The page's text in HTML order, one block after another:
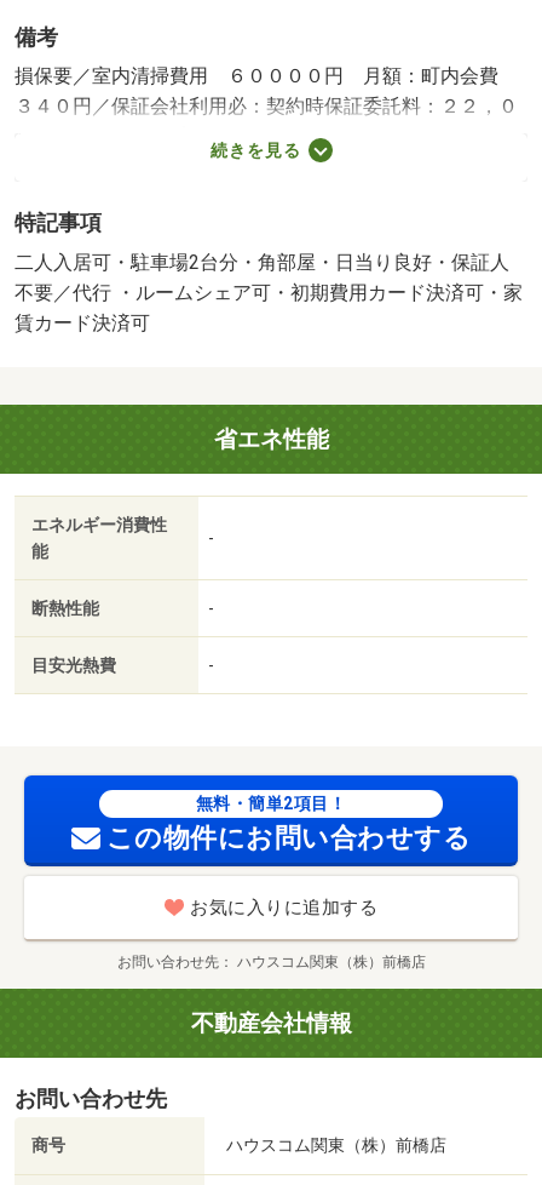
備考
損保要／室内清掃費用 ６００００円 月額：町内会費
３４０円／保証会社利用必：契約時保証委託料：２２，０
００円／月額保証委託料：賃料総額の２．２％又は５．
５％／二人入居可／子供可／事務所利用不可／ルームシェ
／ｒｕｕｍサポート（月額１９８０円、税込）が必要で
す。／鍵セット費３ ３００円／バストイレ別／バルコニ
ー／エアコン／ガスコンロ対応／クロゼット／フローリン
グ／シャワー付洗面台／ＴＶインターホン／浴室乾燥機／
粧台／駐輪場／敷金不要／対面式キッチン／全居室収納／
全居室洋室／保証人不要／単身者相談／駐車２台可／二人
入居相談／全居室フローリング／エアコン２台／ＬＤＫ１
５畳以上／エアコン全室／床下収納／２×４工法／ルーム
シェア相談／平面駐車場／全居室６畳以上／洗面所にドア
／室内物干機／ウォークスルークロゼット／ＢＳ／ＩＴ重
／通風良好／角田病院（病院）まで４５０ｍ／町立玉村幼
稚園（幼稚園・保育園）まで９５０ｍ／セブンイレブン上
滝東店（コンビニ）まで１１００ｍ／ローソン玉村西店
グストア）まで２１００ｍ
続きを見る
特記事項
二人入居可・駐車場2台分・角部屋・日当り良好・保証人
不要／代行 ・ルームシェア可・初期費用カード決済可・家
賃カード決済可
省エネ性能
エネルギー消費性
能
-
断熱性能 -
目安光熱費 -
無料・簡単2項目！
この物件にお問い合わせする
お気に入りに追加する
お問い合わせ先 ハウスコム関東（株）前橋店
不動産会社情報
お問い合わせ先
商号 ハウスコム関東（株）前橋店